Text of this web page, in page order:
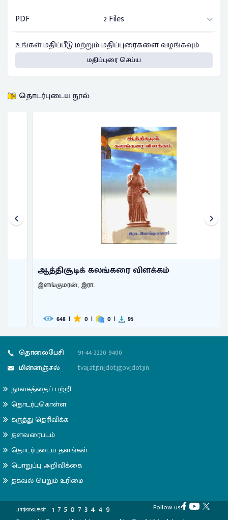
PDF
2 Files
உங்கள் மதிப்பீடு மற்றும் மதிப்புரைகளை வழங்கவும்
மதிப்புரை செய்ய
தொடர்புடைய நூல்
ஆத்திசூடிக் கலங்கரை விளக்கம்
இளங்குமரன், இரா.
| 0 0 95
தொலைபேசி : 91-44-2220 9400
மின்னஞ்சல்
: tva[at]tn[dot]gov[dot]in
நூலகத்தைப் பற்றி
தொடர்புகொள்ள
கருத்து தெரிவிக்க
தளவரைபடம்
தொடர்புடைய தளங்கள்
பொறுப்பு அறிவிக்கை
தகவல் பெறும் உரிமை
பார்வைகள் 1 7 5 0 7 3 4 4 9
Follow us!